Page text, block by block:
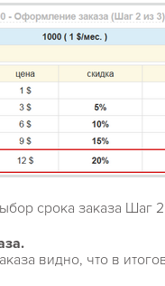
срока заказа Шаг 2
видно, что в